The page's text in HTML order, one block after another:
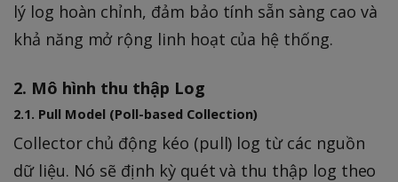
lý log hoàn chỉnh, đảm bảo tính sẵn sàng cao và
khả năng mở rộng linh hoạt của hệ thống.
2. Mô hình thu thập Log
2.1. Pull Model (Poll-based Collection)
Collector chủ động kéo (pull) log từ các nguồn
dữ liệu. Nó sẽ định kỳ quét và thu thập log theo